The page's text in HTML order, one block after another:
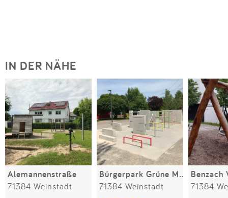
IN DER NÄHE
Alemannenstraße
71384 Weinstadt
Bürgerpark Grüne Mitte
71384 Weinstadt
Benzach
71384